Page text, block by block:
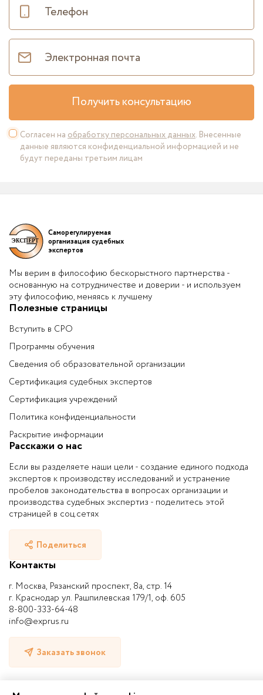
Получить консультацию
Согласен на обработку персональных данных. Внесенные
данные являются конфиденциальной информацией и не
будут переданы третьим лицам
Саморегулируемая
организация судебных
экспертов
Мы верим в философию бескорыстного партнерства -
основанную на сотрудничестве и доверии - и используем
эту философию, меняясь к лучшему
Полезные страницы
Вступить в СРО
Программы обучения
Сведения об образовательной организации
Сертификация судебных экспертов
Сертификация учреждений
Политика конфиденциальности
Раскрытие информации
Расскажи о нас
Если вы разделяете наши цели - создание единого подхода
экспертов к производству исследований и устранение
пробелов законодательства в вопросах организации и
производства судебных экспертиз - поделитесь этой
страницей в соц.сетях
Поделиться
Контакты
г. Москва, Рязанский проспект, 8а, стр. 14
г. Краснодар ул. Рашпилевская 179/1, оф. 605
8-800-333-64-48
info@exprus.ru
Заказать звонок